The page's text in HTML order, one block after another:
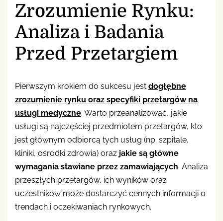
Zrozumienie Rynku:
Analiza i Badania
Przed Przetargiem
Pierwszym krokiem do sukcesu jest dogłębne
zrozumienie rynku oraz specyfiki przetargów na
usługi medyczne. Warto przeanalizować, jakie
usługi są najczęściej przedmiotem przetargów, kto
jest głównym odbiorcą tych usług (np. szpitale,
kliniki, ośrodki zdrowia) oraz jakie są główne
wymagania stawiane przez zamawiających. Analiza
przeszłych przetargów, ich wyników oraz
uczestników może dostarczyć cennych informacji o
trendach i oczekiwaniach rynkowych.